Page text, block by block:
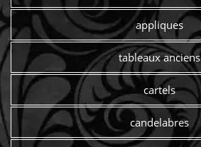
appliques
tableaux anciens
cartels
candelabres